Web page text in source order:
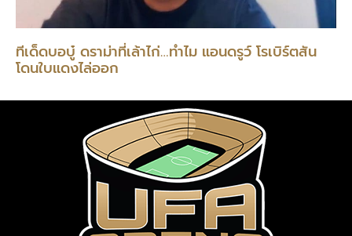
ทีเด็ดบอบู๋ ดราม่าที่เล้าไก่…ทำไม แอนดรูว์ โรเบิร์ตสัน
โดนใบแดงไล่ออก